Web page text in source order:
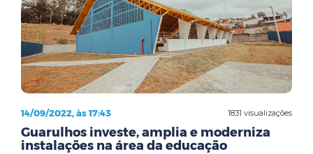
1831 visualizações
14/09/2022, às 17:43
Guarulhos investe, amplia e moderniza
instalações na área da educação